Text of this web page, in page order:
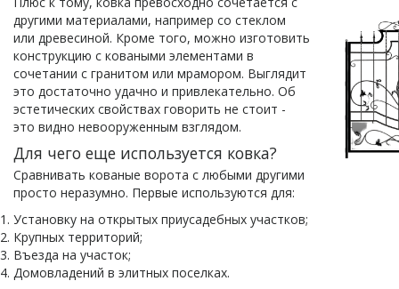
другими материалами, например со стеклом
или древесиной. Кроме того, можно изготовить
конструкцию с коваными элементами в
сочетании с гранитом или мрамором. Выглядит
это достаточно удачно и привлекательно. Об
эстетических свойствах говорить не стоит -
это видно невооруженным взглядом.
Для чего еще используется ковка?
Сравнивать кованые ворота с любыми другими
просто неразумно. Первые используются для:
Установку на открытых приусадебных участков;
Крупных территорий;
Въезда на участок;
Домовладений в элитных поселках.